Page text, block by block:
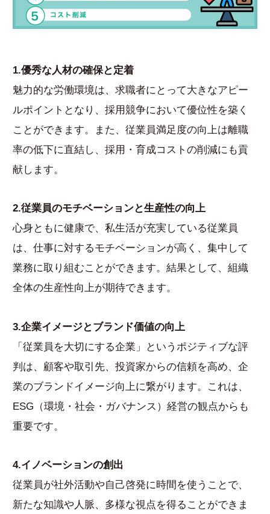
1.優秀な人材の確保と定着
魅力的な労働環境は、求職者にとって大きなアピー
ルポイントとなり、採用競争において優位性を築く
ことができます。また、従業員満足度の向上は離職
率の低下に直結し、採用・育成コストの削減にも貢
献します。
2.従業員のモチベーションと生産性の向上
心身ともに健康で、私生活が充実している従業員
は、仕事に対するモチベーションが高く、集中して
業務に取り組むことができます。結果として、組織
全体の生産性向上が期待できます。
3.企業イメージとブランド価値の向上
「従業員を大切にする企業」というポジティブな評
判は、顧客や取引先、投資家からの信頼を高め、企
業のブランドイメージ向上に繋がります。これは、
ESG（環境・社会・ガバナンス）経営の観点からも
重要です。
4.イノベーションの創出
従業員が社外活動や自己啓発に時間を使うことで、
新たな知識や人脈、多様な視点を得ることができま